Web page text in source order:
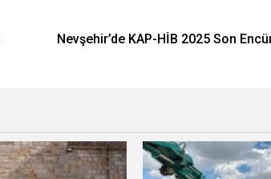
Nevşehir’de KAP-HİB 2025 Son